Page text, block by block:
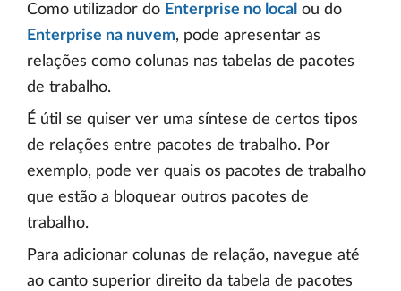
Como utilizador do Enterprise no local ou do
Enterprise na nuvem, pode apresentar as
relações como colunas nas tabelas de pacotes
de trabalho.
É útil se quiser ver uma síntese de certos tipos
de relações entre pacotes de trabalho. Por
exemplo, pode ver quais os pacotes de trabalho
que estão a bloquear outros pacotes de
trabalho.
Para adicionar colunas de relação, navegue até
ao canto superior direito da tabela de pacotes